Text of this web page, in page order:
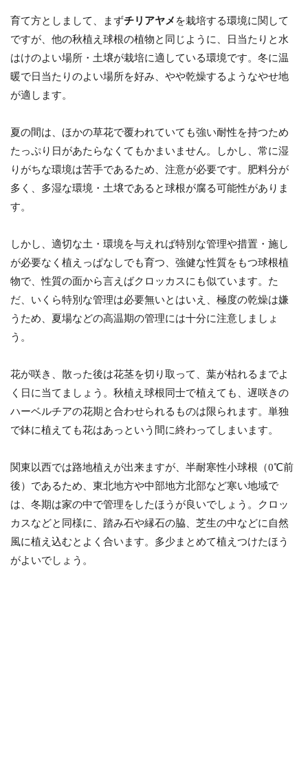
育て方としまして、まずチリアヤメ を栽培する環境に関して
ですが、他の秋植え球根の植物と同じように、日当たりと水
はけのよい場所・土壌が栽培に適している環境です。冬に温
暖で日当たりのよい場所を好み、やや乾燥するようなやせ地
が適します。
夏の間は、ほかの草花で覆われていても強い耐性を持つため
たっぷり日があたらなくてもかまいません。しかし、常に湿
りがちな環境は苦手であるため、注意が必要です。肥料分が
多く、多湿な環境・土壌であると球根が腐る可能性がありま
す。
しかし、適切な土・環境を与えれば特別な管理や措置・施し
が必要なく植えっぱなしでも育つ、強健な性質をもつ球根植
物で、性質の面から言えばクロッカスにも似ています。た
だ、いくら特別な管理は必要無いとはいえ、極度の乾燥は嫌
うため、夏場などの高温期の管理には十分に注意しましょ
う。
花が咲き、散った後は花茎を切り取って、葉が枯れるまでよ
く日に当てましょう。秋植え球根同士で植えても、遅咲きの
ハーベルチアの花期と合わせられるものは限られます。単独
で鉢に植えても花はあっという間に終わってしまいます。
関東以西では路地植えが出来ますが、半耐寒性小球根（0℃前
後）であるため、東北地方や中部地方北部など寒い地域で
は、冬期は家の中で管理をしたほうが良いでしょう。クロッ
カスなどと同様に、踏み石や縁石の脇、芝生の中などに自然
風に植え込むとよく合います。多少まとめて植えつけたほう
がよいでしょう。